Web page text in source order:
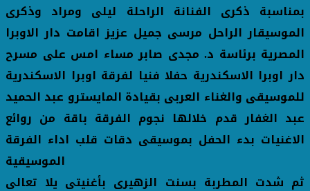
بمناسبة ذكرى الفنانة الراحلة ليلى ومراد وذكرى
الموسيقار الراحل مرسى جميل عزيز اقامت دار الاوبرا
المصرية برئاسة د. مجدى صابر مساء امس على مسرح
دار اوبرا الاسكندرية حفلا فنيا لفرقة اوبرا الاسكندرية
للموسيقى والغناء العربى بقيادة المايسترو عبد الحميد
عبد الغفار قدم خلالها نجوم الفرقة باقة من روائع
الاغنيات بدء الحفل بموسيقى دقات قلب اداء الفرقة
الموسيقية
ثم شدت المطربة بسنت الزهيرى بأغنيتى يلا تعالى